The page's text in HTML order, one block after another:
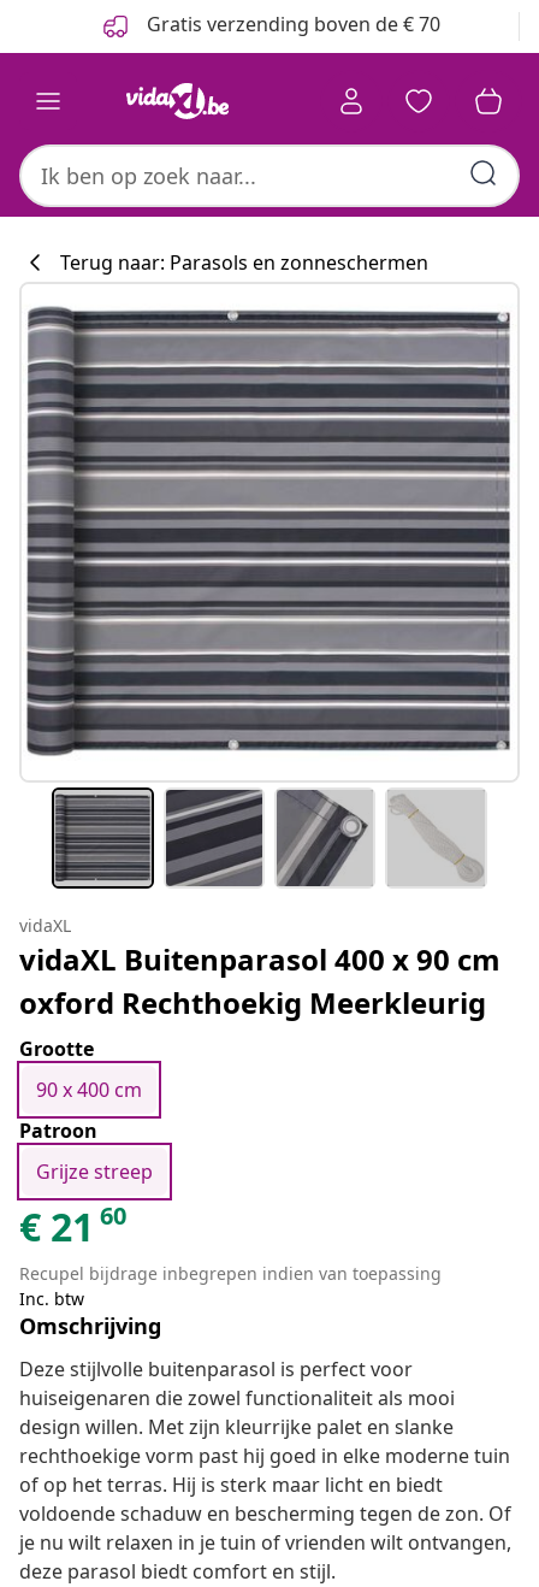
Gratis verzending boven de € 70
Terug naar: Parasols en zonneschermen
vidaXL
vidaXL Buitenparasol 400 x 90 cm
oxford Rechthoekig Meerkleurig
Grootte
90 x 400 cm
Patroon
Grijze streep
€ 21 60
Recupel bijdrage inbegrepen indien van toepassing
Inc. btw
Omschrijving
Deze stijlvolle buitenparasol is perfect voor
huiseigenaren die zowel functionaliteit als mooi
design willen. Met zijn kleurrijke palet en slanke
rechthoekige vorm past hij goed in elke moderne tuin
of op het terras. Hij is sterk maar licht en biedt
voldoende schaduw en bescherming tegen de zon. Of
je nu wilt relaxen in je tuin of vrienden wilt ontvangen,
deze parasol biedt comfort en stijl.